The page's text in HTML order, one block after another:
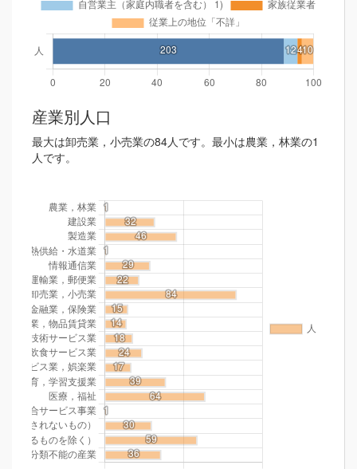
産業別人口
最大は卸売業，小売業の84人です。最小は農業，林業の1
人です。